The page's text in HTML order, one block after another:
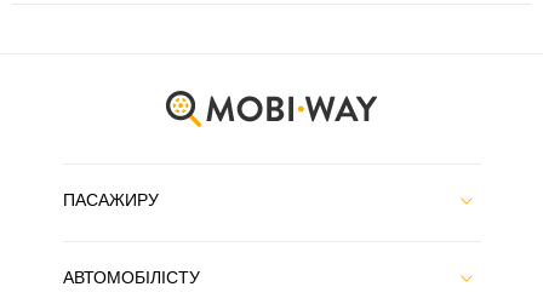
ПАСАЖИРУ
АВТОМОБІЛІСТУ